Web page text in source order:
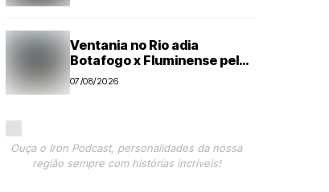
Ventania no Rio adia
Botafogo x Fluminense pelo
Brasileirão Feminino
07/08/2026
Ouça o Iron Podcast, personalidades da nossa
região sempre com histórias incríveis!